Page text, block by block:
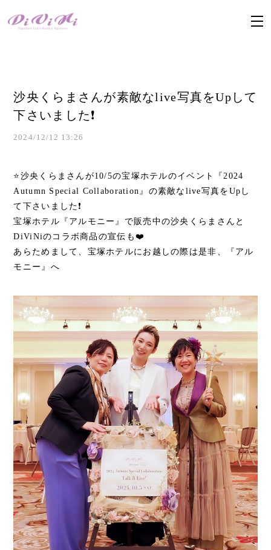
沙央くらまさんが素敵なlive写真をUpして
下さいました❗
2024/12/12 13:26
⭐️沙央くらまさんが10/5の宝塚ホテルのイベント『2024
Autumn Special Collaboration』の素敵なlive写真をUpし
て下さいました❗
宝塚ホテル『アルモニー』で販売中の沙央くらまさんと
DiViNiのコラボ商品の宣伝も❤️
あらためまして、宝塚ホテルにお越しの際は是非、『アル
モニー』へ